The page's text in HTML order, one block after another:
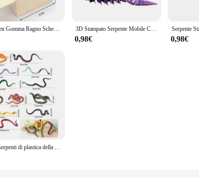
Halloween Gomma Ragno Scherzo Scatola di legno Giocattoli per bambini Falsa lingua Serpente Pollice Lampada Espulsione Scatola di caramelle Bambini Giocattoli divertenti Regalo 3D Stampato Serpente Mobile Comune Agitarsi Giocattolo Figurine Simulazione Serpente Ufficio Desktop Ornamento 2025 Regali di Capodanno Artigianato Regalo
0,98€ 0,98€
12 mini serpenti di plastica della foresta pluviale, giocattoli di serpente finti realistici e colorati. Decorazione preferita dalla festa di Halloween, giocattoli scherzo